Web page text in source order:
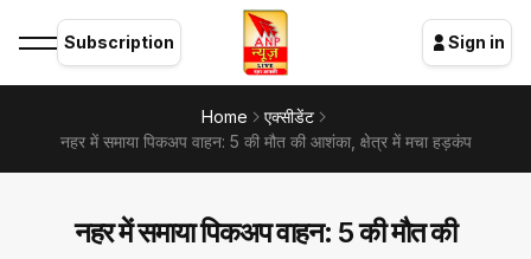
Subscription Sign in
Home
एक्सीडेंट
नहर में समाया पिकअप वाहन: 5 की मौत की आशंका, क्षेत्र में मचा हड़कंप
नहर में समाया पिकअप वाहन: 5 की मौत की